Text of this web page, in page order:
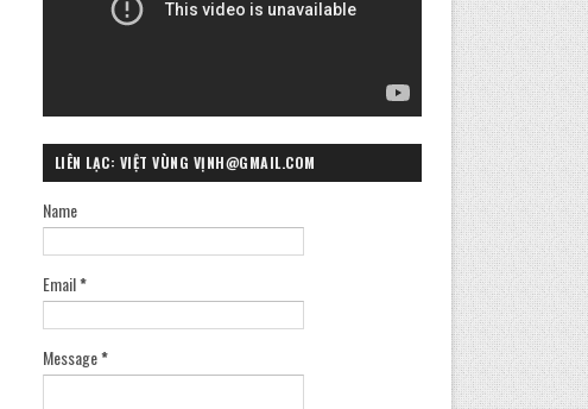
LIÊN LẠC: VIỆT VÙNG VỊNH@GMAIL.COM
Name
Email*
Message*